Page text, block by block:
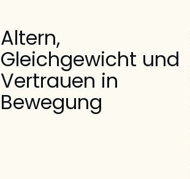
Altern,
Gleichgewicht und
Vertrauen in
Bewegung